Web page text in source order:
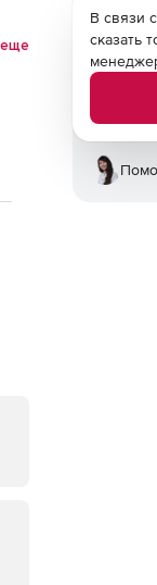
еще
В связи
сказать